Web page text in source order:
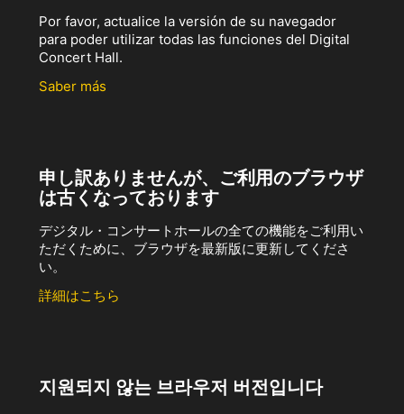
Por favor, actualice la versión de su navegador
para poder utilizar todas las funciones del Digital
Concert Hall.
Saber más
申し訳ありませんが、ご利用のブラウザ
は古くなっております
デジタル・コンサートホールの全ての機能をご利用い
ただくために、ブラウザを最新版に更新してくださ
い。
詳細はこちら
지원되지 않는 브라우저 버전입니다